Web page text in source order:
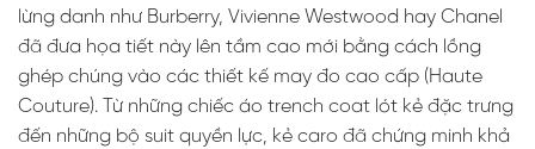
lừng danh như Burberry, Vivienne Westwood hay Chanel
đã đưa họa tiết này lên tầm cao mới bằng cách lồng
ghép chúng vào các thiết kế may đo cao cấp (Haute
Couture). Từ những chiếc áo trench coat lót kẻ đặc trưng
đến những bộ suit quyền lực, kẻ caro đã chứng minh khả